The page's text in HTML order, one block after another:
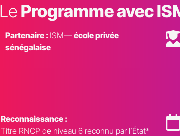
LeProgramme avec
Partenaire : ISM— école privée
sénégalaise
Reconnaissance :
Titre RNCP de niveau 6 reconnu par l’État*